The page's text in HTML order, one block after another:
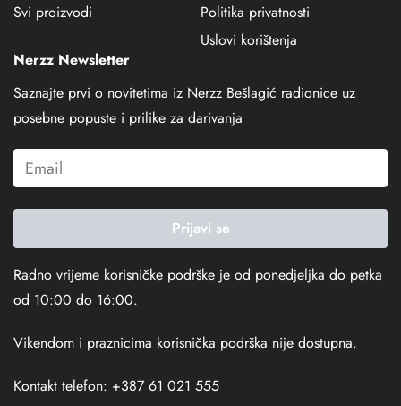
Svi proizvodi
Politika privatnosti
Uslovi korištenja
Nerzz Newsletter
Saznajte prvi o novitetima iz Nerzz Bešlagić radionice uz
posebne popuste i prilike za darivanja
Prijavi se
Radno vrijeme korisničke podrške je od ponedjeljka do petka
od 10:00 do 16:00.
Vikendom i praznicima korisnička podrška nije dostupna.
Kontakt telefon: +387 61 021 555